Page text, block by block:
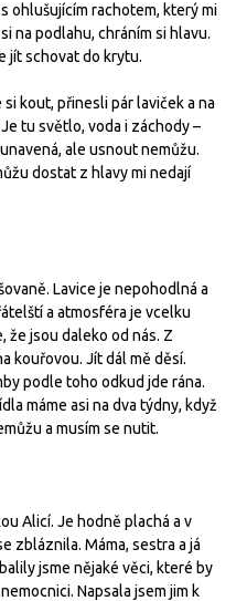
ohlušujícím rachotem, který mi
na podlahu, chráním si hlavu.
jít schovat do krytu.
kout, přinesli pár laviček a na
tu světlo, voda i záchody –
ale usnout nemůžu.
dostat z hlavy mi nedají
Lavice je nepohodlná a
a atmosféra je vcelku
že jsou daleko od nás. Z
kouřovou. Jít dál mě děsí.
podle toho odkud jde rána.
máme asi na dva týdny, když
a musím se nutit.
Alicí. Je hodně plachá a v
zbláznila. Máma, sestra a já
jsme nějaké věci, které by
Napsala jsem jim k